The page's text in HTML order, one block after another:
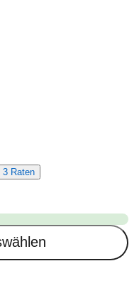
3 Raten